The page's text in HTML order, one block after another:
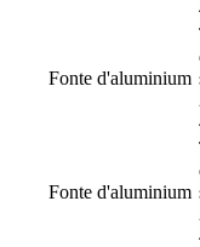
Fonte d'aluminium
Fonte d'aluminium